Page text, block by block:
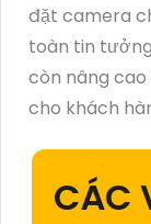
đặt camera
toàn tin
còn nâng
cho khách
CÁC